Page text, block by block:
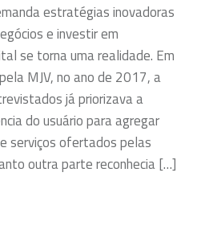
estratégias inovadoras
e investir em
se torna uma realidade. Em
MJV, no ano de 2017, a
já priorizava a
do usuário para agregar
serviços ofertados pelas
outra parte reconhecia […]